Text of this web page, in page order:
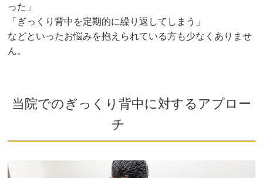
った」
「ぎっくり背中を定期的に繰り返してしまう」
などといったお悩みを抱えられている方も少なくありませ
ん。
当院でのぎっくり背中に対するアプロー
チ